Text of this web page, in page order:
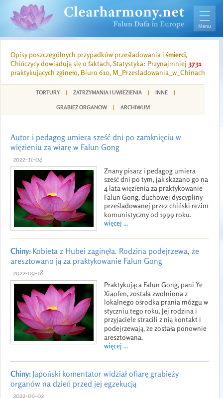
Opisy poszczególnych przypadków prześladowania i śmierci,
Chińczycy dowiadują się o faktach, Statystyka: Przynajmniej 3731
praktykujących zgineło, Biuro 610, M_Przesladowania_w_Chinach
TORTURY | ZATRZYMANIA I UWIEZIENIA | INNE |
GRABIEZ ORGANOW | ARCHIWUM
Autor i pedagog umiera sześć dni po zamknięciu w
więzieniu za wiarę w Falun Gong
2022-11-04
Znany pisarz i pedagog umiera
sześć dni po tym, jak skazano go na
4 lata więzienia za praktykowanie
Falun Gong, duchowej dyscypliny
prześladowanej przez chiński reżim
komunistyczny od 1999 roku.
więcej ...
Chiny: Kobieta z Hubei zaginęła. Rodzina podejrzewa, że
aresztowano ją za praktykowanie Falun Gong
2022-09-18
Praktykująca Falun Gong, pani Ye
Xiaofen, została zwolniona z
lokalnego ośrodka prania mózgu w
styczniu tego roku. Jej rodzina i
przyjaciele stracili z nią kontakt i
podejrzewają, że została ponownie
aresztowana.
więcej ...
Chiny: Japoński komentator widział ofiarę grabieży
organów na dzień przed jej egzekucją
2022-09-02